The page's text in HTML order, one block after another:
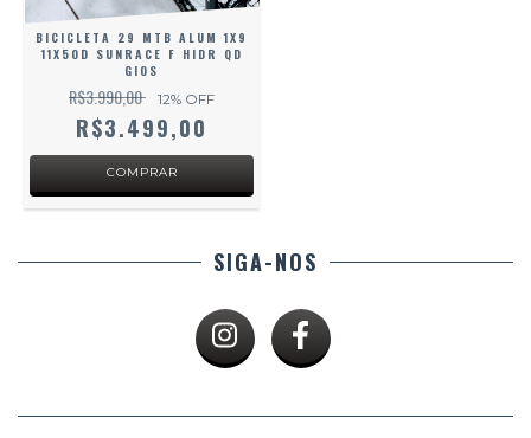
BICICLETA 29 MTB ALUM 1X9
11X50D SUNRACE F HIDR QD
GIOS
R$3.990,00 12% OFF
R$3.499,00
SIGA-NOS